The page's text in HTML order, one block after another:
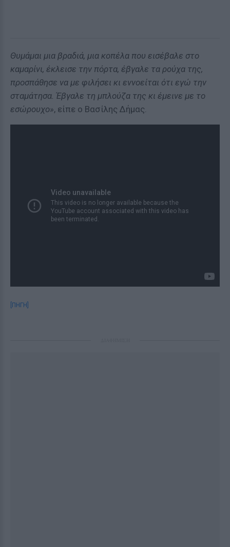
Θυμάμαι μια βραδιά, μια κοπέλα που εισέβαλε στο
καμαρίνι, έκλεισε την πόρτα, έβγαλε τα ρούχα της,
προσπάθησε να με φιλήσει κι εννοείται ότι εγώ την
σταμάτησα. Έβγαλε τη μπλούζα της κι έμεινε με το
εσώρουχο», είπε ο Βασίλης Δήμας.
[ΠΗΓΗ]